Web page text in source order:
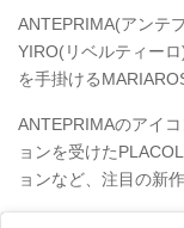
ANTEPRIMA(アンテ
YIRO(リベルティー
を手掛ける
ANTEPRIMAのアイ
ョンを受けた
ョンなど、注目の新